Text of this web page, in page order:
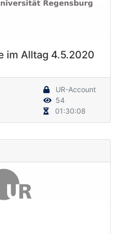
im Alltag 4.5.2020
UR-Account
54
01:30:08